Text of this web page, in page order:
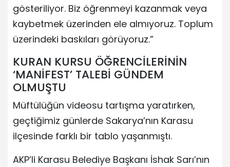
gösteriliyor. Biz öğrenmeyi kazanmak veya
kaybetmek üzerinden ele almıyoruz. Toplum
üzerindeki baskıları görüyoruz.”
KURAN KURSU ÖĞRENCİLERİNİN
‘MANİFEST’ TALEBİ GÜNDEM
OLMUŞTU
Müftülüğün videosu tartışma yaratırken,
geçtiğimiz günlerde Sakarya’nın Karasu
ilçesinde farklı bir tablo yaşanmıştı.
AKP’li Karasu Belediye Başkanı İshak Sarı’nın